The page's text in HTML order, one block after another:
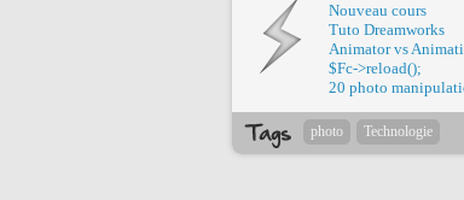
Nouveau cours
Tuto Dreamworks
Animator vs
$Fc->reload();
20 photo
photo Technologie